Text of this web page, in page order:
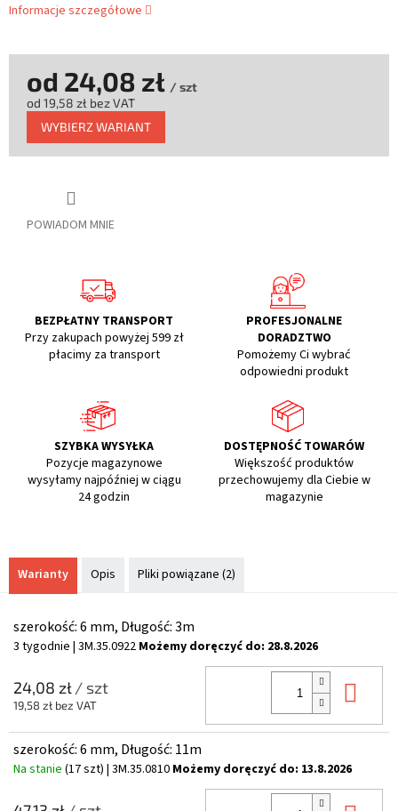
Informacje szczegółowe
POWIADOM MNIE
od 24,08 zł / szt
od 19,58 zł bez VAT
Cena
jednostkowa:
WYBIERZ WARIANT
BEZPŁATNY TRANSPORT
Przy zakupach powyżej 599 zł
płacimy za transport
PROFESJONALNE
DORADZTWO
Pomożemy Ci wybrać
odpowiedni produkt
SZYBKA WYSYŁKA
Pozycje magazynowe
wysyłamy najpóźniej w ciągu
24 godzin
DOSTĘPNOŚĆ TOWARÓW
Większość produktów
przechowujemy dla Ciebie w
magazynie
Warianty Opis Pliki powiązane (2)
szerokość: 6 mm, Długość: 3m
3 tygodnie | 3M.35.0922 Możemy doręczyć do: 28.8.2026
24,08 zł/ szt
19,58 zł bez VAT
szerokość: 6 mm, Długość: 11m
Na stanie (17 szt) | 3M.35.0810 Możemy doręczyć do: 13.8.2026